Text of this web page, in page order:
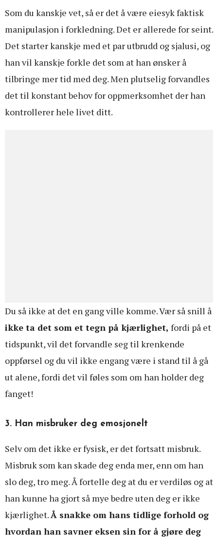
Som du kanskje vet, så er det å være eiesyk faktisk
manipulasjon i forkledning. Det er allerede for seint.
Det starter kanskje med et par utbrudd og sjalusi, og
han vil kanskje forkle det som at han ønsker å
tilbringe mer tid med deg. Men plutselig forvandles
det til konstant behov for oppmerksomhet der han
kontrollerer hele livet ditt.
Du så ikke at det en gang ville komme. Vær så snill å
ikke ta det som et tegn på kjærlighet, fordi på et
tidspunkt, vil det forvandle seg til krenkende
oppførsel og du vil ikke engang være i stand til å gå
ut alene, fordi det vil føles som om han holder deg
fanget!
3. Han misbruker deg emosjonelt
Selv om det ikke er fysisk, er det fortsatt misbruk.
Misbruk som kan skade deg enda mer, enn om han
slo deg, tro meg. Å fortelle deg at du er verdiløs og at
han kunne ha gjort så mye bedre uten deg er ikke
kjærlighet.Å snakke om hans tidlige forhold og
hvordan han savner eksen sin for å gjøre deg